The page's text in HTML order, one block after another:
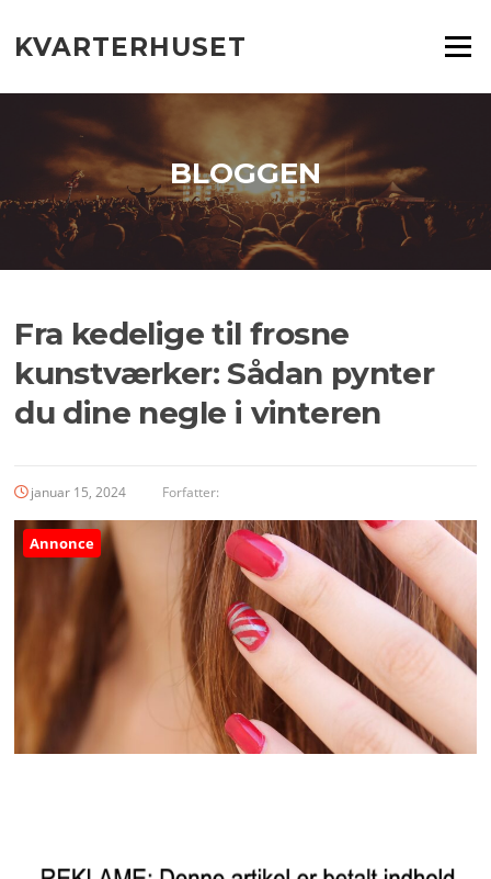
indhold
KVARTERHUSET Menu
BLOGGEN
Fra kedelige til frosne
kunstværker: Sådan pynter
du dine negle i vinteren
januar 15, 2024 Forfatter:
Annonce